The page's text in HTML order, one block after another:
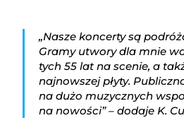
„Nasze koncerty są
Gramy utwory dla mnie
tych 55 lat na scenie, a
najnowszej płyty.
na dużo muzycznych
na nowości” – dodaje K.